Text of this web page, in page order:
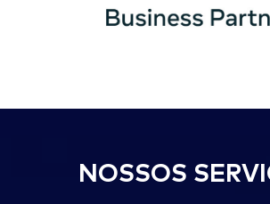
NOSSOS